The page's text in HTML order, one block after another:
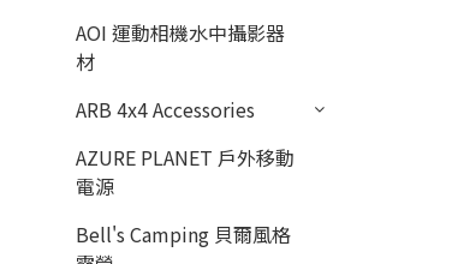
AOI 運動相機水中攝影器
材
ARB 4x4 Accessories
AZURE PLANET 戶外移動
電源
Bell's Camping 貝爾風格